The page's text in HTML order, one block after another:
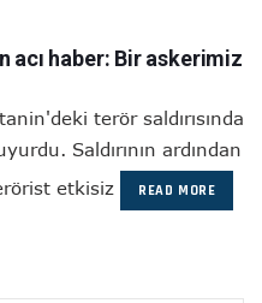
acı haber: Bir askerimiz
terör saldırısında
Saldırının ardından
etkisiz
READ MORE